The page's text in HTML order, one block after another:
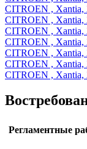
CITROEN , Xantia,
CITROEN , Xantia,
CITROEN , Xantia,
CITROEN , Xantia,
CITROEN , Xantia,
CITROEN , Xantia,
CITROEN , Xantia,
Регламентные